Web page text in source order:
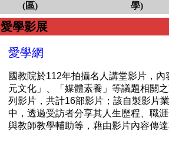
(區)
學)
愛學影展
愛學網
國教院於112年拍攝名人講堂影片，
元文化」、「媒體素養」等議題相關
列影片，共計16部影片；該自製影片
中，透過受訪者分享其人生歷程、職
與教師教學輔助等，藉由影片內容傳